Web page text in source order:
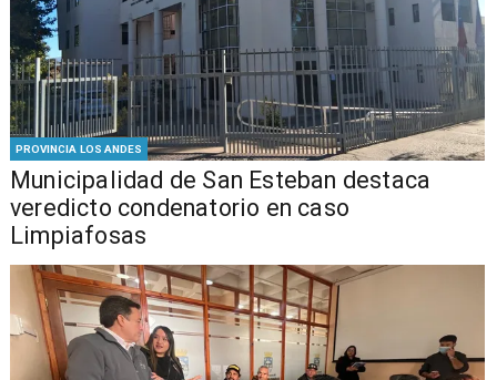
PROVINCIA LOS ANDES
Municipalidad de San Esteban destaca
veredicto condenatorio en caso
Limpiafosas